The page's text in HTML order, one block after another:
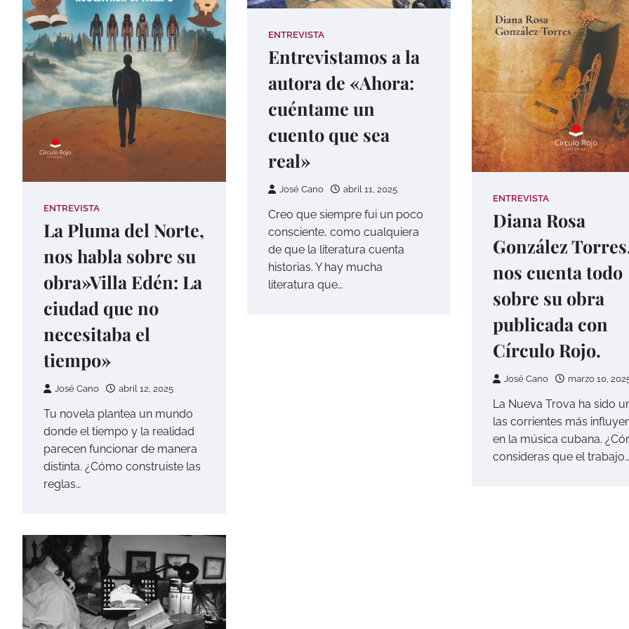
ENTREVISTA
La Pluma del Norte,
nos habla sobre su
obra»Villa Edén: La
ciudad que no
necesitaba el
tiempo»
José Cano abril 12, 2025
Tu novela plantea un mundo
donde el tiempo y la realidad
parecen funcionar de manera
distinta. ¿Cómo construiste las
reglas…
ENTREVISTA
Entrevistamos a la
autora de «Ahora:
cuéntame un
cuento que sea
real»
José Cano abril 11, 2025
Creo que siempre fui un poco
consciente, como cualquiera
de que la literatura cuenta
historias. Y hay mucha
literatura que…
ENTREVISTA
Diana Rosa
González
nos cuenta todo
sobre su obra
publicada con
Círculo Rojo.
José Cano marzo 10,
La Nueva Trova ha sido
las corrientes más
en la música cubana.
consideras que el trabajo…